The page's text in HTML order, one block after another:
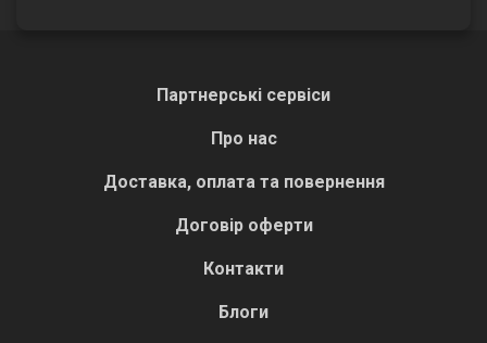
Партнерські сервіси
Про нас
Доставка, оплата та повернення
Договір оферти
Контакти
Блоги